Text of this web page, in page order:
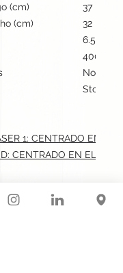
(cm)
37
(cm)
32
6.5
400
No
Stock
1: CENTRADO EN EL
CENTRADO EN EL